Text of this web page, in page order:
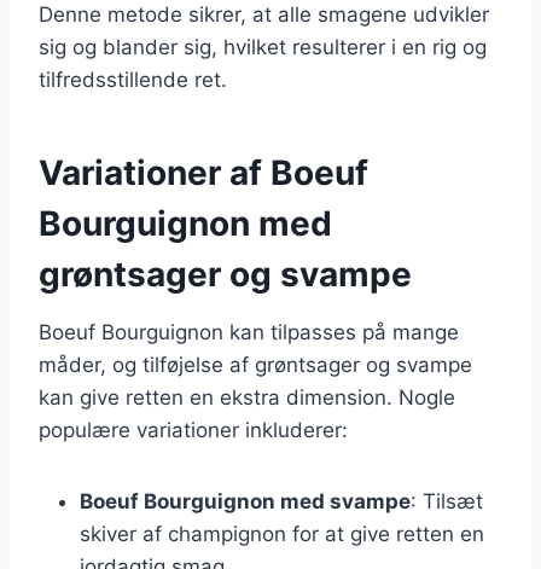
Denne metode sikrer, at alle smagene udvikler
sig og blander sig, hvilket resulterer i en rig og
tilfredsstillende ret.
Variationer af Boeuf
Bourguignon med
grøntsager og svampe
Boeuf Bourguignon kan tilpasses på mange
måder, og tilføjelse af grøntsager og svampe
kan give retten en ekstra dimension. Nogle
populære variationer inkluderer:
Boeuf Bourguignon med svampe: Tilsæt
skiver af champignon for at give retten en